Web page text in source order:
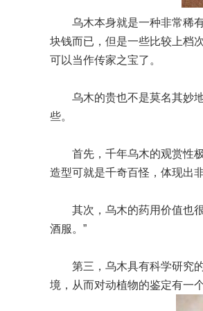
乌木本身就是一种非常稀
块钱而已，但是一些比较上档
可以当作传家之宝了。
乌木的贵也不是莫名其妙
些。
首先，千年乌木的观赏性
造型可就是千奇百怪，体现出
其次，乌木的药用价值也
酒服。”
第三，乌木具有科学研究
境，从而对动植物的鉴定有一个